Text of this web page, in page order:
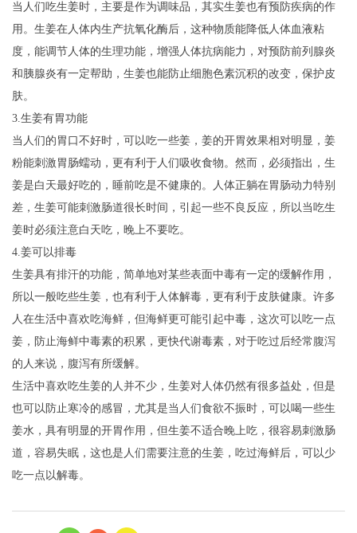
当人们吃生姜时，主要是作为调味品，其实生姜也有预防疾病的作
用。生姜在人体内生产抗氧化酶后，这种物质能降低人体血液粘
度，能调节人体的生理功能，增强人体抗病能力，对预防前列腺炎
和胰腺炎有一定帮助，生姜也能防止细胞色素沉积的改变，保护皮
肤。
3.生姜有胃功能
当人们的胃口不好时，可以吃一些姜，姜的开胃效果相对明显，姜
粉能刺激胃肠蠕动，更有利于人们吸收食物。然而，必须指出，生
姜是白天最好吃的，睡前吃是不健康的。人体正躺在胃肠动力特别
差，生姜可能刺激肠道很长时间，引起一些不良反应，所以当吃生
姜时必须注意白天吃，晚上不要吃。
4.姜可以排毒
生姜具有排汗的功能，简单地对某些表面中毒有一定的缓解作用，
所以一般吃些生姜，也有利于人体解毒，更有利于皮肤健康。许多
人在生活中喜欢吃海鲜，但海鲜更可能引起中毒，这次可以吃一点
姜，防止海鲜中毒素的积累，更快代谢毒素，对于吃过后经常腹泻
的人来说，腹泻有所缓解。
生活中喜欢吃生姜的人并不少，生姜对人体仍然有很多益处，但是
也可以防止寒冷的感冒，尤其是当人们食欲不振时，可以喝一些生
姜水，具有明显的开胃作用，但生姜不适合晚上吃，很容易刺激肠
道，容易失眠，这也是人们需要注意的生姜，吃过海鲜后，可以少
吃一点以解毒。